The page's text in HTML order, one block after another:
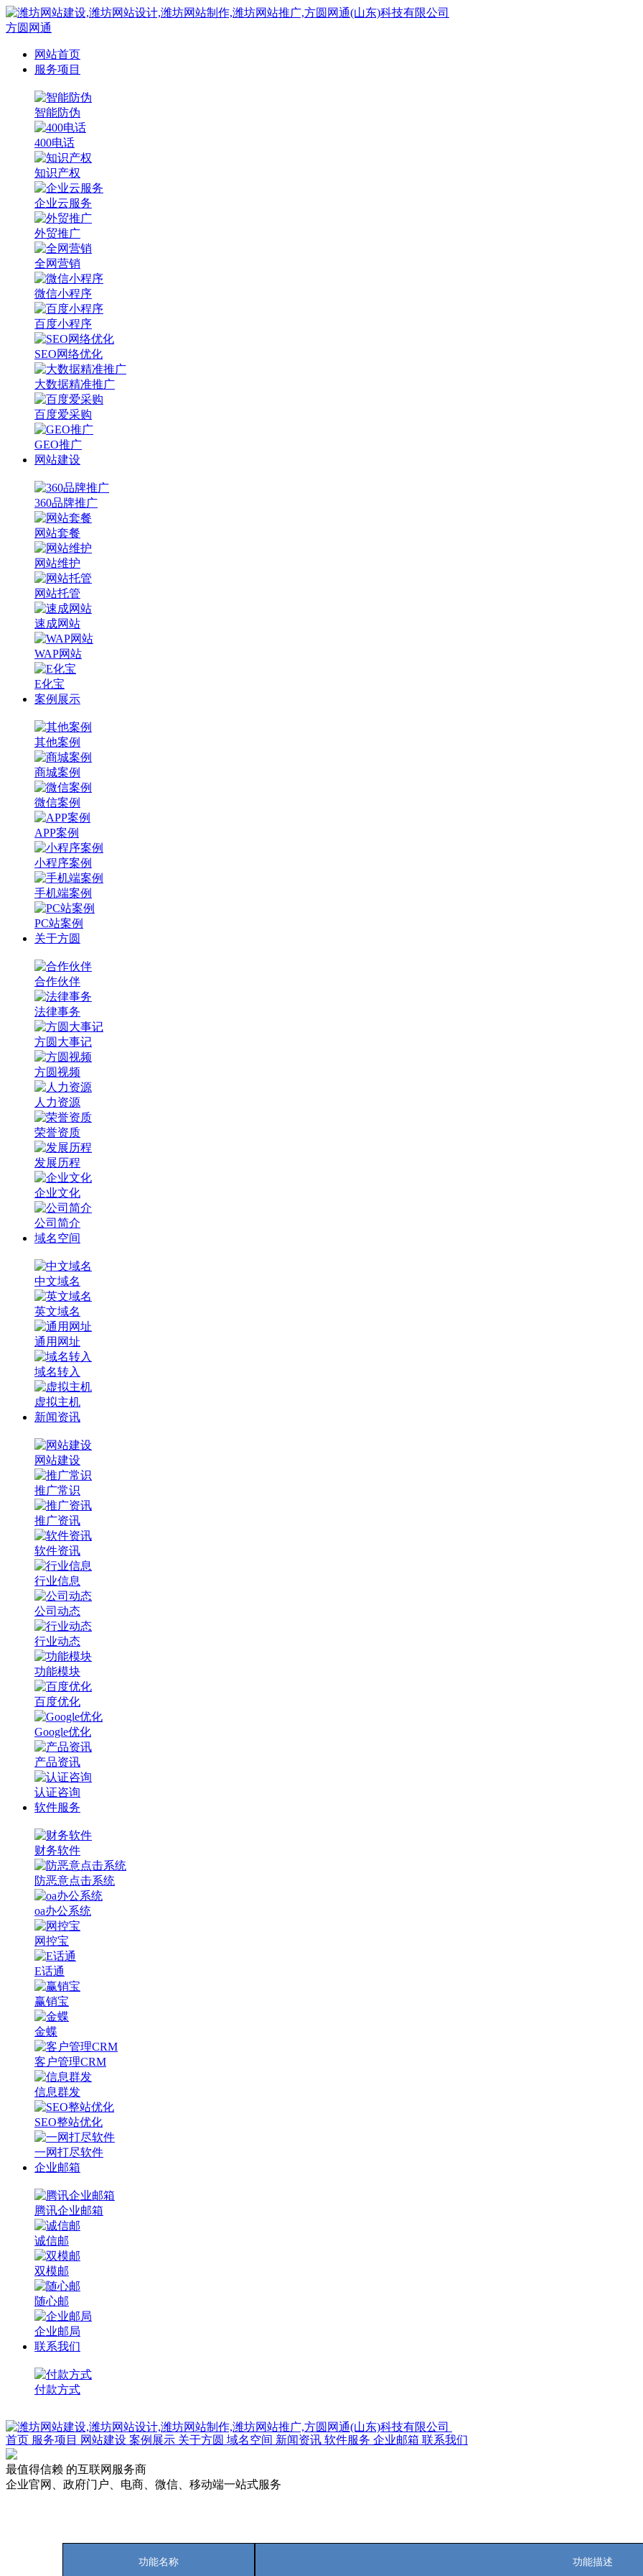
方圆网通
网站首页
服务项目
智能防伪
400电话
知识产权
企业云服务
外贸推广
全网营销
微信小程序
百度小程序
SEO网络优化
大数据精准推广
百度爱采购
GEO推广
网站建设
360品牌推广
网站套餐
网站维护
网站托管
速成网站
WAP网站
E化宝
案例展示
其他案例
商城案例
微信案例
APP案例
小程序案例
手机端案例
PC站案例
关于方圆
合作伙伴
法律事务
方圆大事记
方圆视频
人力资源
荣誉资质
发展历程
企业文化
公司简介
域名空间
中文域名
英文域名
通用网址
域名转入
虚拟主机
新闻资讯
网站建设
推广常识
推广资讯
软件资讯
行业信息
公司动态
行业动态
功能模块
百度优化
Google优化
产品资讯
认证咨询
软件服务
财务软件
防恶意点击系统
oa办公系统
网控宝
E话通
赢销宝
金蝶
客户管理CRM
信息群发
SEO整站优化
一网打尽软件
企业邮箱
腾讯企业邮箱
诚信邮
双模邮
随心邮
企业邮局
联系我们
付款方式
首页 服务项目 网站建设 案例展示 关于方圆 域名空间 新闻资讯 软件服务 企业邮箱 联系我们
最值得信赖 的互联网服务商
企业官网、政府门户、电商、微信、移动端一站式服务
功能名称 功能描述